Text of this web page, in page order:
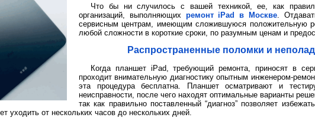
Что бы ни случилось с вашей техникой, ее, как
организаций, выполняющих ремонт iPad в Москве.
сервисным центрам, имеющим сложившуюся положительную
любой сложности в короткие сроки, по разумным ценам и
Распространенные поломки и
Когда планшет iPad, требующий ремонта, приносят в
проходит внимательную диагностику опытным инженером-
эта процедура бесплатна. Планшет осматривают и
неисправности, после чего находят оптимальные варианты
так как правильно поставленный “диагноз” позволяет
уходить от нескольких часов до нескольких дней.